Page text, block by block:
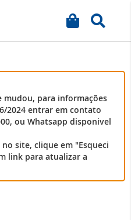
Pular
Meu
mudou, para informações
2024 entrar em contato
ou Whatsapp disponivel
no site, clique em "Esqueci
link para atualizar a